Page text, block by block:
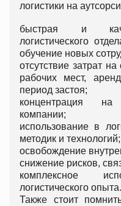
логистики на
быстрая и
логистического
обучение новых
отсутствие затрат
рабочих мест,
период застоя;
концентрация на
компании;
использование в
методик и технологий;
освобождение
снижение рисков,
комплексное
логистического опыта.
Также стоит